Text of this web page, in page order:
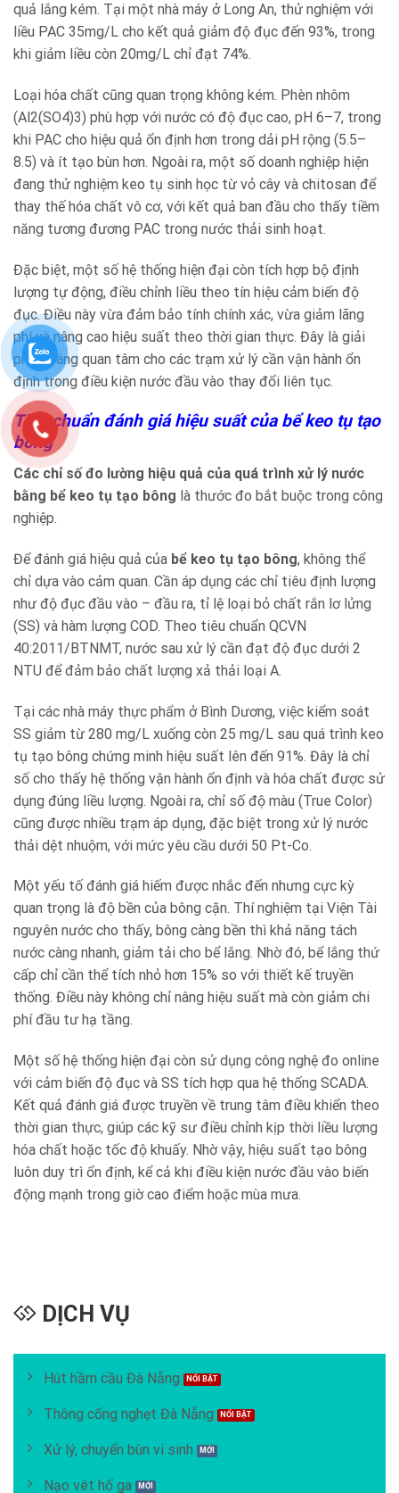
quả lắng kém. Tại một nhà máy ở Long An, thử nghiệm với
liều PAC 35mg/L cho kết quả giảm độ đục đến 93%, trong
khi giảm liều còn 20mg/L chỉ đạt 74%.
Loại hóa chất cũng quan trọng không kém. Phèn nhôm
(Al2(SO4)3) phù hợp với nước có độ đục cao, pH 6–7, trong
khi PAC cho hiệu quả ổn định hơn trong dải pH rộng (5.5–
8.5) và ít tạo bùn hơn. Ngoài ra, một số doanh nghiệp hiện
đang thử nghiệm keo tụ sinh học từ vỏ cây và chitosan để
thay thế hóa chất vô cơ, với kết quả ban đầu cho thấy tiềm
năng tương đương PAC trong nước thải sinh hoạt.
Đặc biệt, một số hệ thống hiện đại còn tích hợp bộ định
lượng tự động, điều chỉnh liều theo tín hiệu cảm biến độ
đục. Điều này vừa đảm bảo tính chính xác, vừa giảm lãng
phí và nâng cao hiệu suất theo thời gian thực. Đây là giải
pháp đáng quan tâm cho các trạm xử lý cần vận hành ổn
định trong điều kiện nước đầu vào thay đổi liên tục.
Tiêu chuẩn đánh giá hiệu suất của bể keo tụ tạo
bông
Các chỉ số đo lường hiệu quả của quá trình xử lý nước
bằng bể keo tụ tạo bông là thước đo bắt buộc trong công
nghiệp.
Để đánh giá hiệu quả của bể keo tụ tạo bông, không thể
chỉ dựa vào cảm quan. Cần áp dụng các chỉ tiêu định lượng
như độ đục đầu vào – đầu ra, tỉ lệ loại bỏ chất rắn lơ lửng
(SS) và hàm lượng COD. Theo tiêu chuẩn QCVN
40:2011/BTNMT, nước sau xử lý cần đạt độ đục dưới 2
NTU để đảm bảo chất lượng xả thải loại A.
Tại các nhà máy thực phẩm ở Bình Dương, việc kiểm soát
SS giảm từ 280 mg/L xuống còn 25 mg/L sau quá trình keo
tụ tạo bông chứng minh hiệu suất lên đến 91%. Đây là chỉ
số cho thấy hệ thống vận hành ổn định và hóa chất được sử
dụng đúng liều lượng. Ngoài ra, chỉ số độ màu (True Color)
cũng được nhiều trạm áp dụng, đặc biệt trong xử lý nước
thải dệt nhuộm, với mức yêu cầu dưới 50 Pt-Co.
Một yếu tố đánh giá hiếm được nhắc đến nhưng cực kỳ
quan trọng là độ bền của bông cặn. Thí nghiệm tại Viện Tài
nguyên nước cho thấy, bông càng bền thì khả năng tách
nước càng nhanh, giảm tải cho bể lắng. Nhờ đó, bể lắng thứ
cấp chỉ cần thể tích nhỏ hơn 15% so với thiết kế truyền
thống. Điều này không chỉ nâng hiệu suất mà còn giảm chi
phí đầu tư hạ tầng.
Một số hệ thống hiện đại còn sử dụng công nghệ đo online
với cảm biến độ đục và SS tích hợp qua hệ thống SCADA.
Kết quả đánh giá được truyền về trung tâm điều khiển theo
thời gian thực, giúp các kỹ sư điều chỉnh kịp thời liều lượng
hóa chất hoặc tốc độ khuấy. Nhờ vậy, hiệu suất tạo bông
luôn duy trì ổn định, kể cả khi điều kiện nước đầu vào biến
động mạnh trong giờ cao điểm hoặc mùa mưa.
DỊCH VỤ
Hút hầm cầu Đà Nẵng
Thông cống nghẹt Đà Nẵng
Xử lý, chuyển bùn vi sinh
Nạo vét hố ga